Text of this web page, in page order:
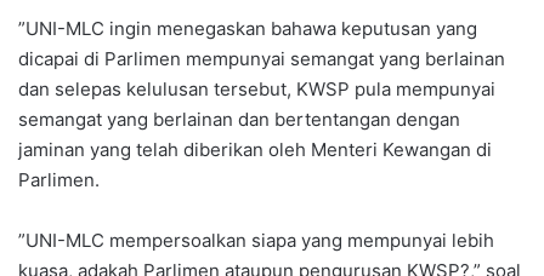
”UNI-MLC ingin menegaskan bahawa keputusan yang
dicapai di Parlimen mempunyai semangat yang berlainan
dan selepas kelulusan tersebut, KWSP pula mempunyai
semangat yang berlainan dan bertentangan dengan
jaminan yang telah diberikan oleh Menteri Kewangan di
Parlimen.
”UNI-MLC mempersoalkan siapa yang mempunyai lebih
kuasa, adakah Parlimen ataupun pengurusan KWSP?,” soal